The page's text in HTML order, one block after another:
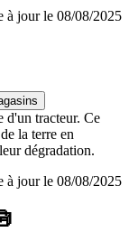
à jour le 08/08/2025
d'un tracteur. Ce
la terre en
dégradation.
à jour le 08/08/2025